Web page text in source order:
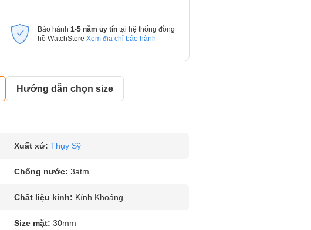
Bảo hành 1-5 năm uy tín tại hệ thống đồng
hồ WatchStore Xem địa chỉ bảo hành
Hướng dẫn chọn size
Xuất xứ: Thụy Sỹ
Chống nước: 3atm
Chất liệu kính: Kính Khoáng
Size mặt: 30mm